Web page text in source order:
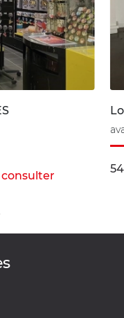
consulter